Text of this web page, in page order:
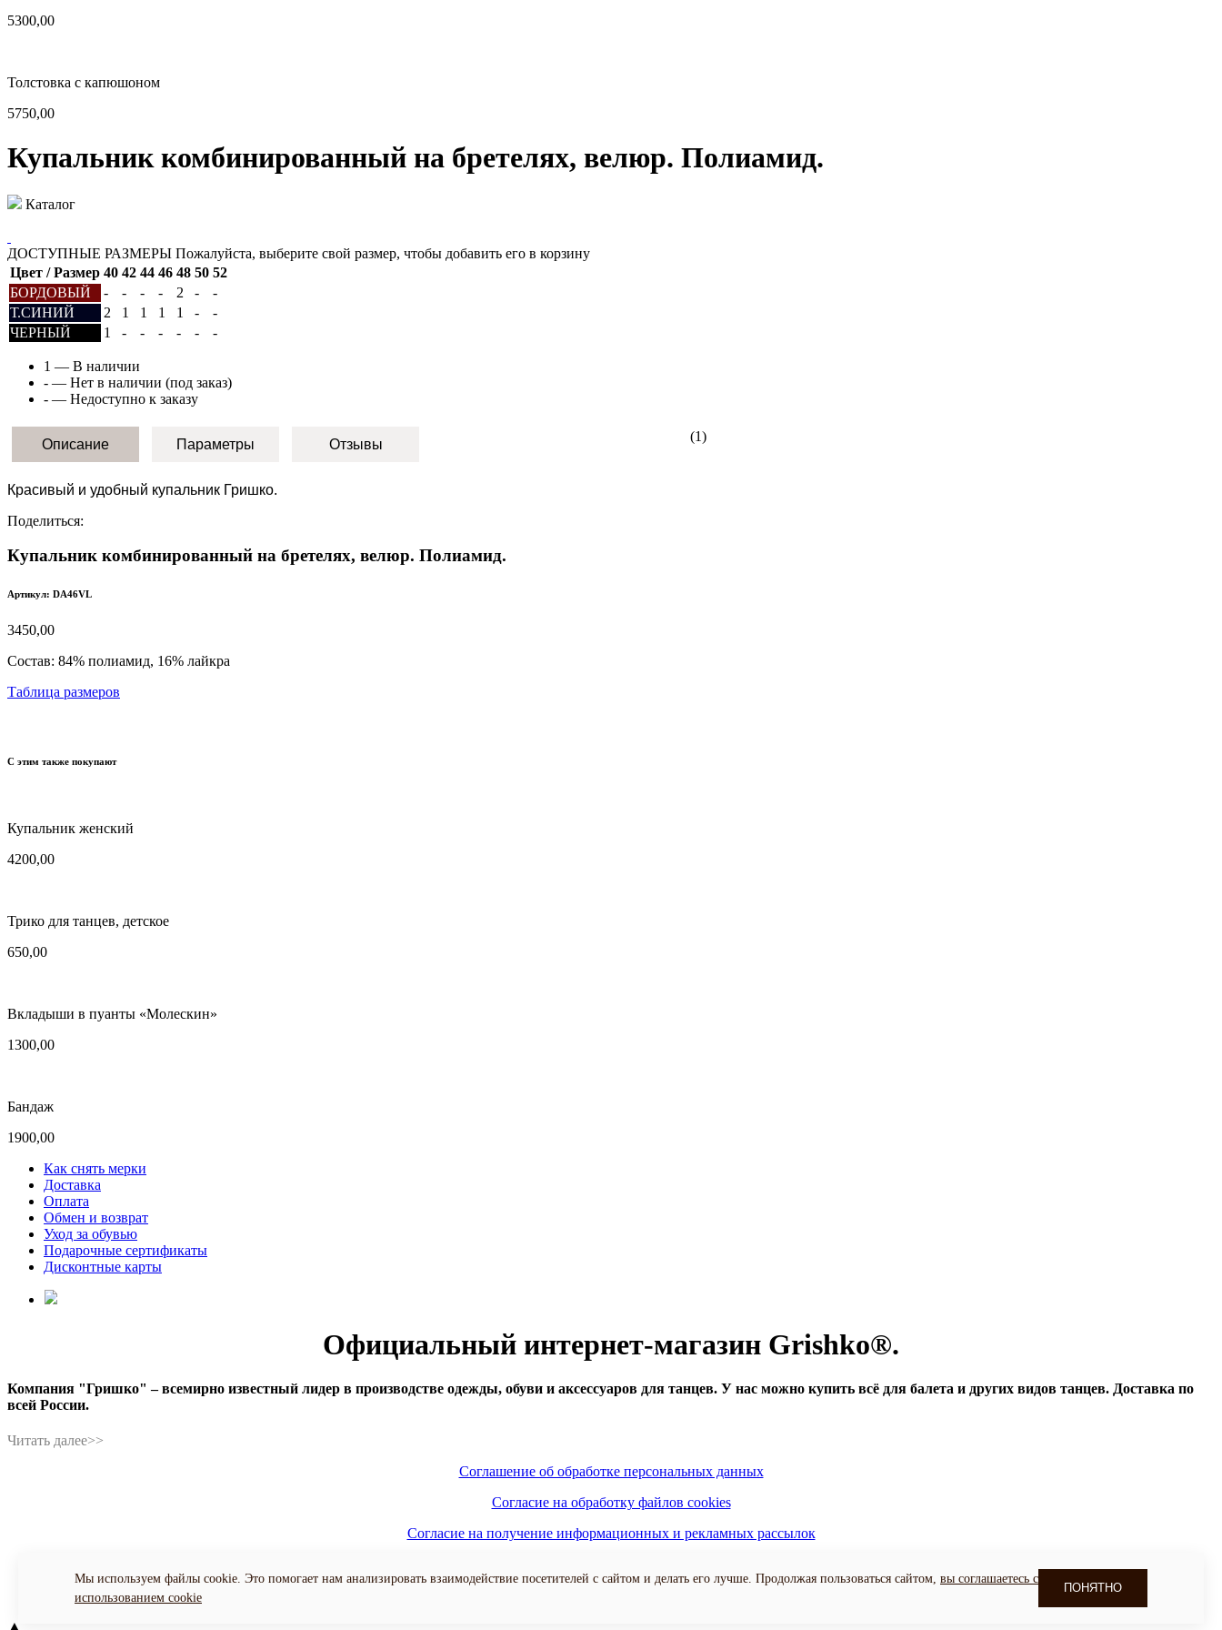
5300,00
Толстовка с капюшоном
5750,00
Купальник комбинированный на бретелях, велюр. Полиамид.
Каталог
ДОСТУПНЫЕ РАЗМЕРЫ Пожалуйста, выберите свой размер, чтобы добавить его в корзину
Цвет / Размер 40 42 44 46 48 50 52
БОРДОВЫЙ
- - - - 2 -
-
Т.СИНИЙ
2 1 1 1 1 -
-
ЧЕРНЫЙ
1 - - - - - -
1 — В наличии
- — Нет в наличии (под заказ)
- — Недоступно к заказу
(1)
Описание Параметры Отзывы
Красивый и удобный купальник Гришко.
Поделиться:
Купальник комбинированный на бретелях, велюр. Полиамид.
Артикул: DA46VL
3450,00
Состав: 84% полиамид, 16% лайкра
Таблица размеров
С этим также покупают
Купальник женский
4200,00
Трико для танцев, детское
650,00
Вкладыши в пуанты «Молескин»
1300,00
Бандаж
1900,00
Как снять мерки
Доставка
Оплата
Обмен и возврат
Уход за обувью
Подарочные сертификаты
Дисконтные карты
Официальный интернет-магазин Grishko®.
Компания "Гришко" – всемирно известный лидер в производстве одежды, обуви и аксессуаров для танцев. У нас можно купить всё для балета и других видов танцев. Доставка по
всей России.
Соглашение об обработке персональных данных
Согласие на обработку файлов cookies
Согласие на получение информационных и рекламных рассылок
Мы используем файлы cookie. Это помогает нам анализировать взаимодействие посетителей с сайтом и делать его лучше. Продолжая пользоваться сайтом, вы соглашаетесь с
использованием cookie
ПОНЯТНО
▲